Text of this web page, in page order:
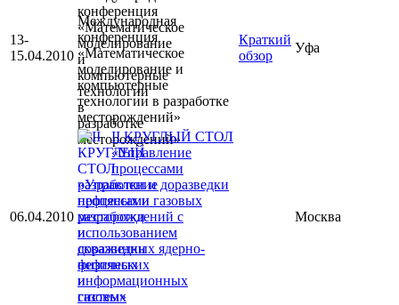
13-
15.04.2010
Международная
конференция
«Математическое
моделирование и
компьютерные
технологии в разработке
месторождений»
Краткий
обзор
Уфа
06.04.2010
II КРУГЛЫЙ СТОЛ
«Управление
процессами
разработки и доразведки
нефтяных и газовых
месторождений с
использованием
скважинных ядерно-
физических
информационных
систем»
Москва